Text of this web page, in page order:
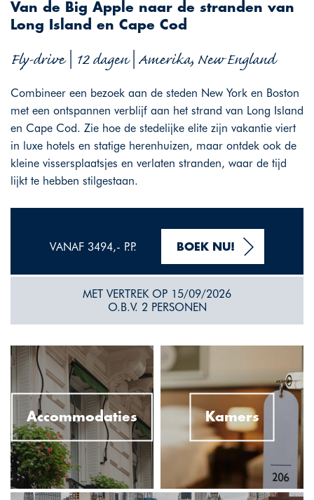
Van de Big Apple naar de stranden van
Long Island en Cape Cod
Fly-drive | 12 dagen | Amerika, New England
Combineer een bezoek aan de steden New York en Boston
met een ontspannen verblijf aan het strand van Long Island
en Cape Cod. Zie hoe de stedelijke elite zijn vakantie viert
in luxe hotels en statige herenhuizen, maar ontdek ook de
kleine vissersplaatsjes en verlaten stranden, waar de tijd
lijkt te hebben stilgestaan.
VANAF 3494,- P.P. BOEK NU!
MET VERTREK OP 15/09/2026
O.B.V. 2 PERSONEN
Accommodaties Kamers